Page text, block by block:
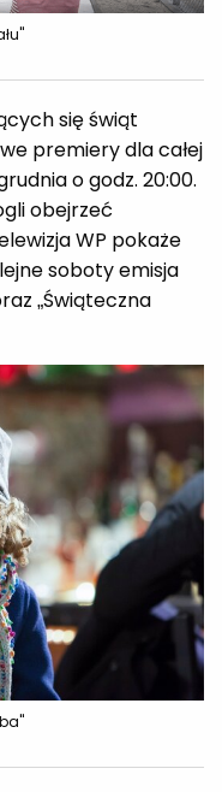
się świąt
premiery dla całej
o godz. 20:00.
obejrzeć
WP pokaże
soboty emisja
„Świąteczna